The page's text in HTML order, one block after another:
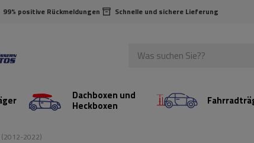
99% positive Rückmeldungen Schnelle und sichere Lieferung
Dachboxen und
Heckboxen
(2012-2022)